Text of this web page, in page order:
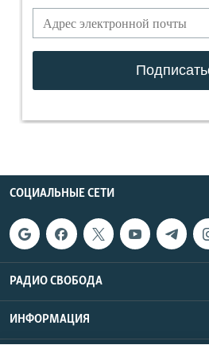
СОЦИАЛЬНЫЕ СЕТИ
РАДИО СВОБОДА
ИНФОРМАЦИЯ